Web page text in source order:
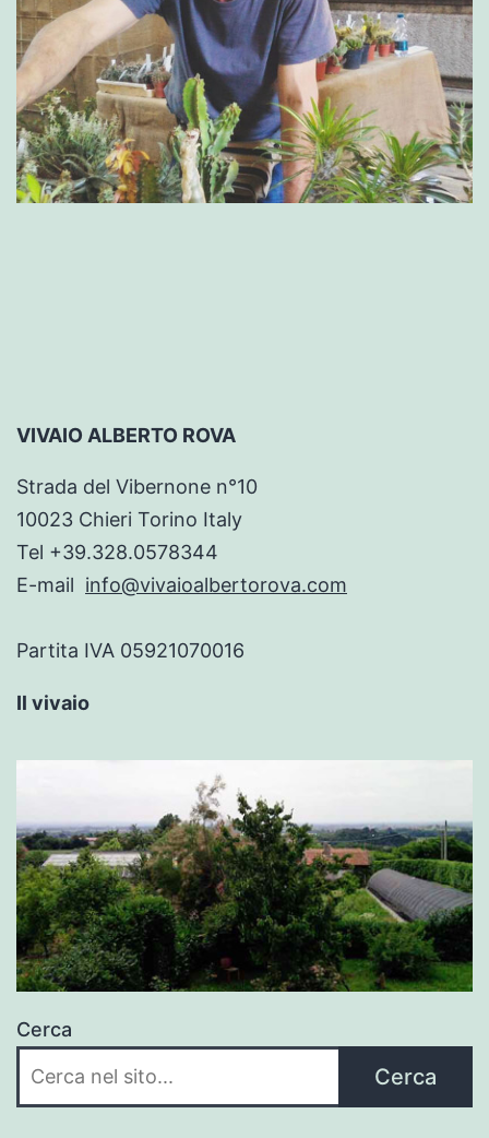
VIVAIO ALBERTO ROVA
Strada del Vibernone n°10
10023 Chieri Torino Italy
Tel +39.328.0578344
E-mail info@vivaioalbertorova.com
Partita IVA 05921070016
Il vivaio
Cerca
Cerca